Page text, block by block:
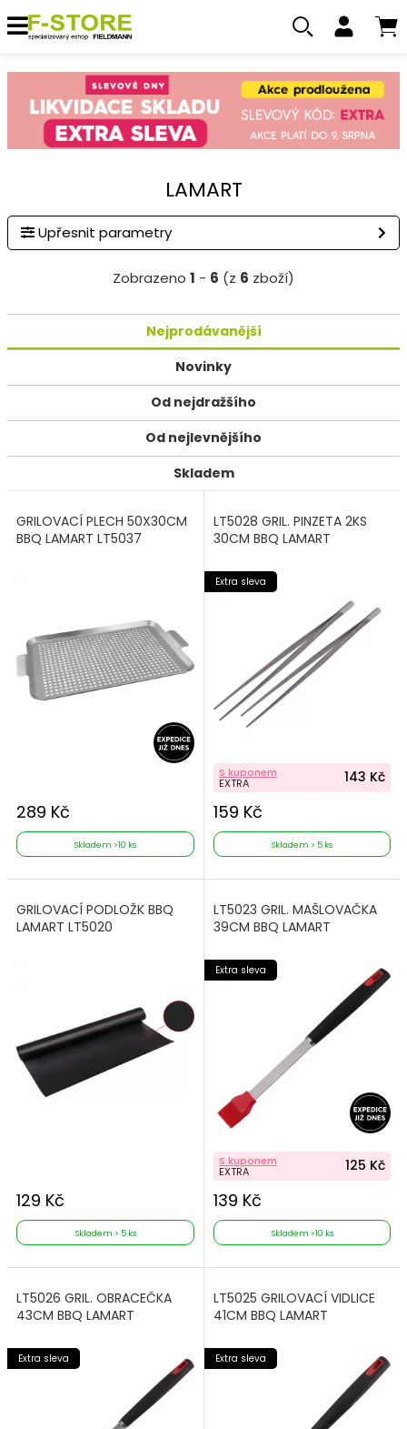
LAMART
Upřesnit parametry
Zobrazeno 1 - 6 (z 6 zboží)
Nejprodávanější
Novinky
Od nejdražšího
Od nejlevnějšího
Skladem
GRILOVACÍ PLECH 50X30CM
BBQ LAMART LT5037
289 Kč
Skladem >10 ks
LT5028 GRIL. PINZETA 2KS
30CM BBQ LAMART
Extra sleva
S kuponem
EXTRA 143 Kč
159 Kč
Skladem > 5 ks
GRILOVACÍ PODLOŽK BBQ
LAMART LT5020
129 Kč
Skladem > 5 ks
LT5023 GRIL. MAŠLOVAČKA
39CM BBQ LAMART
Extra sleva
S kuponem
EXTRA 125 Kč
139 Kč
Skladem >10 ks
LT5026 GRIL. OBRACEČKA
43CM BBQ LAMART
Extra sleva
LT5025 GRILOVACÍ VIDLICE
41CM BBQ LAMART
Extra sleva